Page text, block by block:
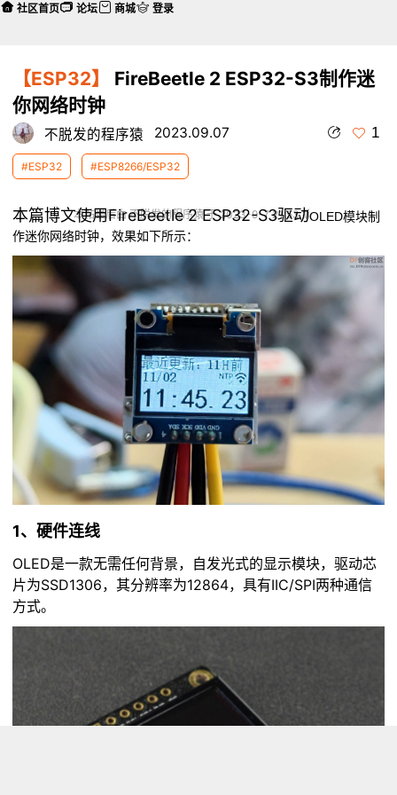
【ESP32】
FireBeetle 2 ESP32-S3制作迷
你网络时钟
不脱发的程序猿 2023.09.07 1
#ESP32 #ESP8266/ESP32
本帖最后由 不脱发的程序猿 于 2023-9-7 21:53 编辑
本篇博文使用FireBeetle 2 ESP32-S3驱动OLED模块制
作迷你网络时钟，效果如下所示：
1、硬件连线
OLED是一款无需任何背景，自发光式的显示模块，驱动芯
片为SSD1306，其分辨率为12864，具有IIC/SPI两种通信
方式。
社区首页 论坛 商城 登录